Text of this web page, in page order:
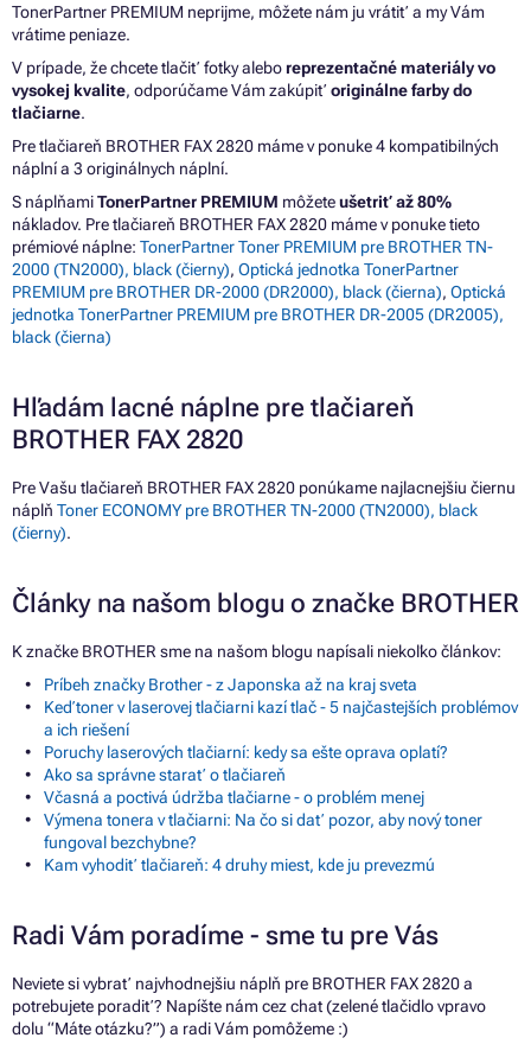
TonerPartner PREMIUM neprijme, môžete nám ju vrátiť a my Vám
vrátime peniaze.
V prípade, že chcete tlačiť fotky aleboreprezentačné materiály vo
vysokej kvalite, odporúčame Vám zakúpiť originálne farby do
tlačiarne.
Pre tlačiareň BROTHER FAX 2820 máme v ponuke 4 kompatibilných
náplní a 3 originálnych náplní.
S náplňamiTonerPartner PREMIUM môžeteušetriť až 80%
nákladov. Pre tlačiareň BROTHER FAX 2820 máme v ponuke tieto
prémiové náplne: TonerPartner Toner PREMIUM pre BROTHER TN-
2000 (TN2000), black (čierny), Optická jednotka TonerPartner
PREMIUM pre BROTHER DR-2000 (DR2000), black (čierna), Optická
jednotka TonerPartner PREMIUM pre BROTHER DR-2005 (DR2005),
black (čierna)
Hľadám lacné náplne pre tlačiareň
BROTHER FAX 2820
Pre Vašu tlačiareň BROTHER FAX 2820 ponúkame najlacnejšiu čiernu
náplň Toner ECONOMY pre BROTHER TN-2000 (TN2000), black
(čierny).
Články na našom blogu o značke BROTHER
K značke BROTHER sme na našom blogu napísali niekoľko článkov:
Príbeh značky Brother - z Japonska až na kraj sveta
Keď toner v laserovej tlačiarni kazí tlač - 5 najčastejších problémov
a ich riešení
Poruchy laserových tlačiarní: kedy sa ešte oprava oplatí?
Ako sa správne starať o tlačiareň
Včasná a poctivá údržba tlačiarne - o problém menej
Výmena tonera v tlačiarni: Na čo si dať pozor, aby nový toner
fungoval bezchybne?
Kam vyhodiť tlačiareň: 4 druhy miest, kde ju prevezmú
Radi Vám poradíme - sme tu pre Vás
Neviete si vybrať najvhodnejšiu náplň pre BROTHER FAX 2820 a
potrebujete poradiť? Napíšte nám cez chat (zelené tlačidlo vpravo
dolu “Máte otázku?”) a radi Vám pomôžeme :)